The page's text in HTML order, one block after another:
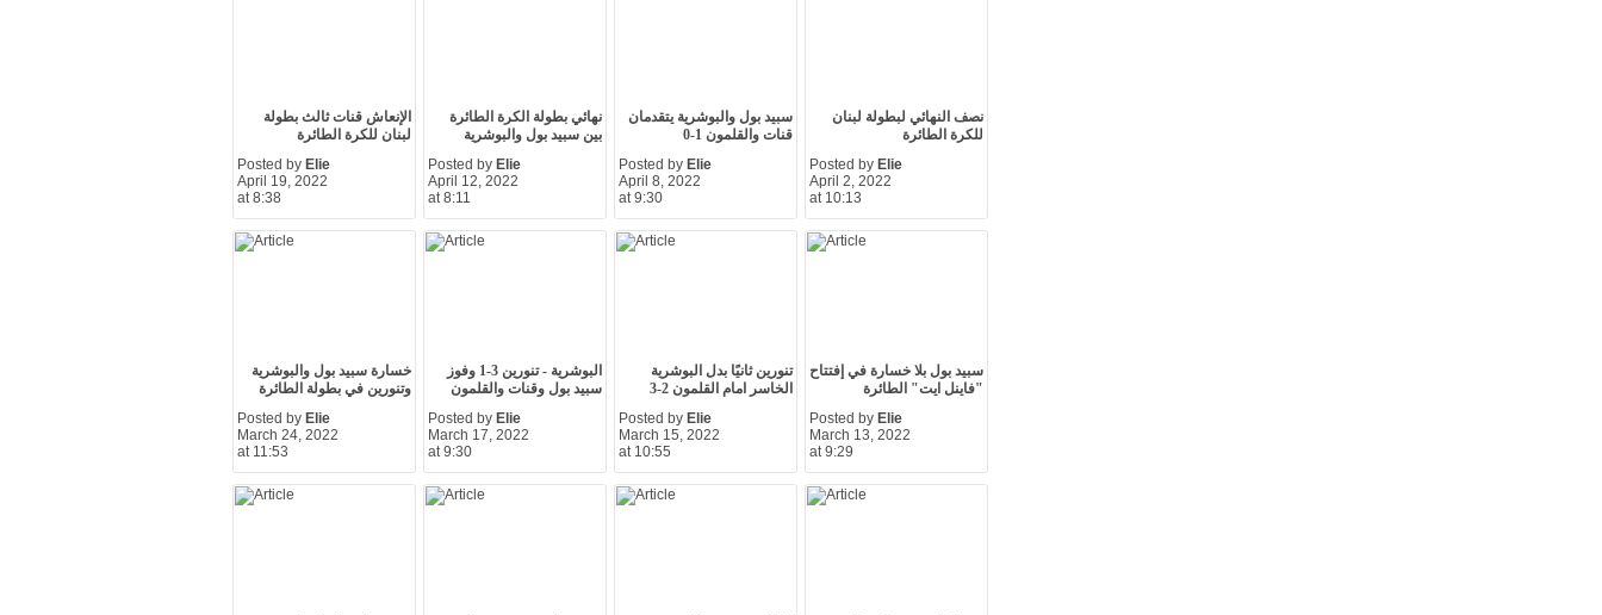
الإنعاش قنات ثالث بطولة
لبنان للكرة الطائرة
Posted by Elie
April 19, 2022
at 8:38
نهائي بطولة الكرة الطائرة
بين سبيد بول والبوشرية
Posted by Elie
April 12, 2022
at 8:11
سبيد بول والبوشرية يتقدمان
قنات والقلمون 1-0
Posted by Elie
April 8, 2022
at 9:30
نصف النهائي لبطولة لبنان
للكرة الطائرة
Posted by Elie
April 2, 2022
at 10:13
خسارة سبيد بول والبوشرية
وتنورين في بطولة الطائرة
Posted by Elie
March 24, 2022
at 11:53
البوشرية - تنورين 3-1 وفوز
سبيد بول وقنات والقلمون
Posted by Elie
March 17, 2022
at 9:30
تنورين ثانيًا بدل البوشرية
الخاسر امام القلمون 2-3
Posted by Elie
March 15, 2022
at 10:55
سبيد بول بلا خسارة في إفتتاح
"فاينل ايت" الطائرة
Posted by Elie
March 13, 2022
at 9:29